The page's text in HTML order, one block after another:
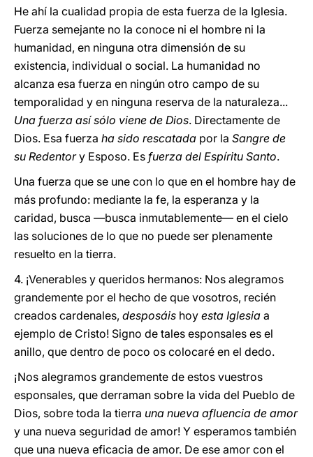
He ahí la cualidad propia de esta fuerza de la Iglesia.
Fuerza semejante no la conoce ni el hombre ni la
humanidad, en ninguna otra dimensión de su
existencia, individual o social. La humanidad no
alcanza esa fuerza en ningún otro campo de su
temporalidad y en ninguna reserva de la naturaleza...
Una fuerza así sólo viene de Dios. Directamente de
Dios. Esa fuerza ha sido rescatada por la Sangre de
su Redentory Esposo. Es fuerza del Espíritu Santo.
Una fuerza que se une con lo que en el hombre hay de
más profundo: mediante la fe, la esperanza y la
caridad, busca —busca inmutablemente— en el cielo
las soluciones de lo que no puede ser plenamente
resuelto en la tierra.
4. ¡Venerables y queridos hermanos: Nos alegramos
grandemente por el hecho de que vosotros, recién
creados cardenales, desposáis hoy esta Iglesia a
ejemplo de Cristo! Signo de tales esponsales es el
anillo, que dentro de poco os colocaré en el dedo.
¡Nos alegramos grandemente de estos vuestros
esponsales, que derraman sobre la vida del Pueblo de
Dios, sobre toda la tierra una nueva afluencia de amor
y una nueva seguridad de amor! Y esperamos también
que una nueva eficacia de amor. De ese amor con el